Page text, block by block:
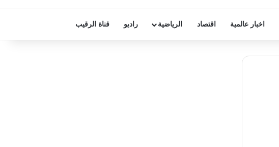
اخبار عالمية اقتصاد الرياضية راديو قناة الرقيب